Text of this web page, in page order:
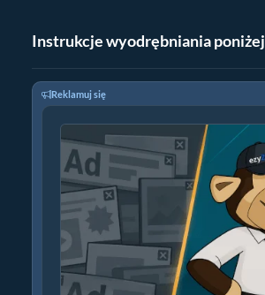
Instrukcje wyodrębniania poniżej
Reklamuj się